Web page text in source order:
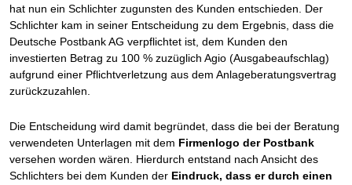
hat nun ein Schlichter zugunsten des Kunden entschieden. Der
Schlichter kam in seiner Entscheidung zu dem Ergebnis, dass die
Deutsche Postbank AG verpflichtet ist, dem Kunden den
investierten Betrag zu 100 % zuzüglich Agio (Ausgabeaufschlag)
aufgrund einer Pflichtverletzung aus dem Anlageberatungsvertrag
zurückzuzahlen.
Die Entscheidung wird damit begründet, dass die bei der Beratung
verwendeten Unterlagen mit dem Firmenlogo der Postbank
versehen worden wären. Hierdurch entstand nach Ansicht des
Schlichters bei dem Kunden der Eindruck, dass er durch einen